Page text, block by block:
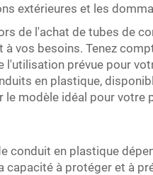
extérieures et les
de l'achat de tubes de
vos besoins. Tenez
l'utilisation prévue pour
en plastique,
modèle idéal pour votre
conduit en plastique
à protéger et à